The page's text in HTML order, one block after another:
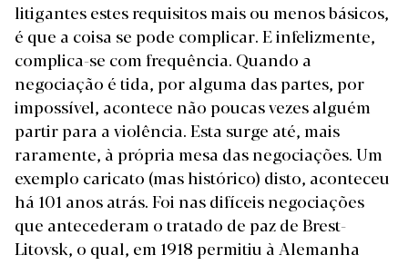
litigantes estes requisitos mais ou menos básicos,
é que a coisa se pode complicar. E infelizmente,
complica-se com frequência. Quando a
negociação é tida, por alguma das partes, por
impossível, acontece não poucas vezes alguém
partir para a violência. Esta surge até, mais
raramente, à própria mesa das negociações. Um
exemplo caricato (mas histórico) disto, aconteceu
há 101 anos atrás. Foi nas difíceis negociações
que antecederam o tratado de paz de Brest-
Litovsk, o qual, em 1918 permitiu à Alemanha